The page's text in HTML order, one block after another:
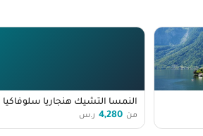
النمسا التشيك هنجاريا سلوفاكيا
من 4,280 ر.س